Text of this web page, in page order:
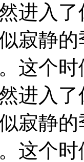
进入
寂静
这个
进入
寂静
这个